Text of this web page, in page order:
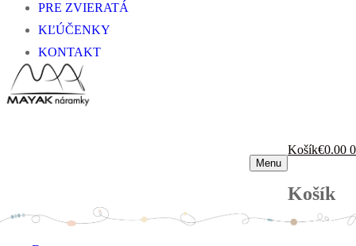
PRE ZVIERATÁ
KĽÚČENKY
KONTAKT
Menu
Košík€0.00 0
Košík